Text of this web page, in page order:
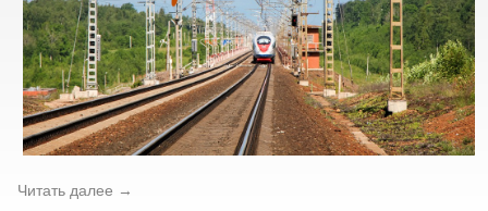
Читать далее →